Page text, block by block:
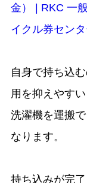
金） | RKC 一
イクル券セン
自身で持ち込
用を抑えやす
洗濯機を運搬
なります。
持ち込みが完